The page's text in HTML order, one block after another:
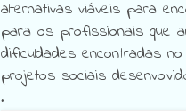
alternativas viáveis para
para os profissionais que
dificuldades encontradas
projetos sociais
.